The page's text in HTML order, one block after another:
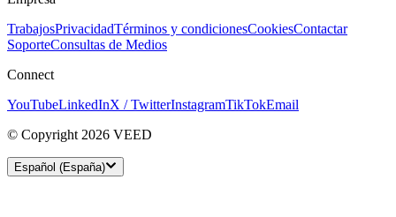
TrabajosPrivacidadTérminos y condicionesCookiesContactar
SoporteConsultas de Medios
Connect
YouTubeLinkedInX / TwitterInstagramTikTokEmail
© Copyright 2026 VEED
Español (España)